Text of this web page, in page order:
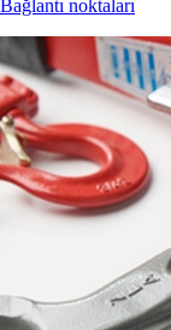
Bağlantı noktaları